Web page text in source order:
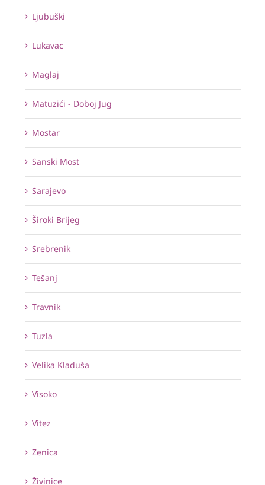
Ljubuški
Lukavac
Maglaj
Matuzići - Doboj Jug
Mostar
Sanski Most
Sarajevo
Široki Brijeg
Srebrenik
Tešanj
Travnik
Tuzla
Velika Kladuša
Visoko
Vitez
Zenica
Živinice